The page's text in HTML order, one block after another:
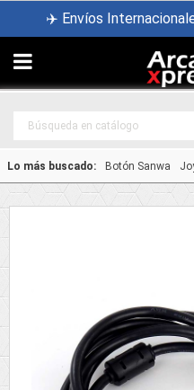
✈️ Envíos

Lo más buscado: Botón Sanwa